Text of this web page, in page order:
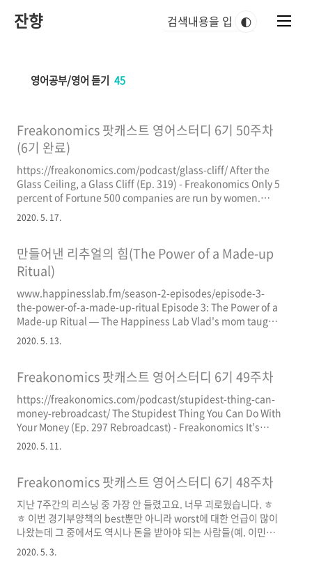
잔향 🌓
영어공부/영어 듣기 45
Freakonomics 팟캐스트 영어스터디 6기 50주차
(6기 완료)
https://freakonomics.com/podcast/glass-cliff/ After the
Glass Ceiling, a Glass Cliff (Ep. 319) - Freakonomics Only 5
percent of Fortune 500 companies are run by women.
Why? Research shows that female executives are more
likely to be put in charge of firms that are already in crisis.
“The Secret Life of freakonomics.com 남성이 유리절벽으로
가는 것을 ..
2020. 5. 17.
만들어낸 리추얼의 힘(The Power of a Made-up
Ritual)
www.happinesslab.fm/season-2-episodes/episode-3-
the-power-of-a-made-up-ritual Episode 3: The Power of a
Made-up Ritual — The Happiness Lab Vlad's mom taught
him a family tradition - remember grandpa when you
taste the first fruits of the season. It was odd, but the boy
bereavements of his own did Vlad realize the power of
2020. 5. 13.
Freakonomics 팟캐스트 영어스터디 6기 49주차
https://freakonomics.com/podcast/stupidest-thing-can-
money-rebroadcast/ The Stupidest Thing You Can Do With
Your Money (Ep. 297 Rebroadcast) - Freakonomics It’s
hard enough to save for a house, tuition, or retirement. So
why are we willing to pay big fees for subpar investment
not be monetized. freakonomics.com 주식투자 자체를 해본
2020. 5. 11.
Freakonomics 팟캐스트 영어스터디 6기 48주차
지난 7주간의 리스닝 중 가장 안 들렸고요. 너무 괴로웠습니다. ㅎ
ㅎ 이번 경기부양책의 best뿐만 아니라 worst에 대한 언급이 많이
나왔는데 그 중에서도 역시나 돈을 받아야 되는 사람들(예. 이민자)
이 배제된 것이 가장 기억에 남고요. Cohn이 정작 돈을 써야 하는
시기에 미리 돈을 다 써버려서 돈이 없게 되는 상황을 우려한 것 같
2020. 5. 3.